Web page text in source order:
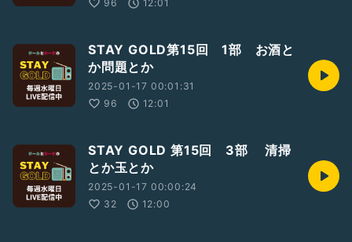
96
12:01
STAY GOLD第15回 1部 お酒と
か問題とか
2025-01-17 00:01:31
96
12:01
STAY GOLD 第15回 3部 清掃
とか玉とか
2025-01-17 00:00:24
32
12:00